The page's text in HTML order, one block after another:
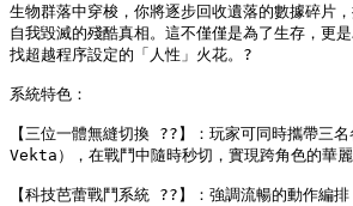
生物群落中穿梭，你將逐步回收遺落的數據碎片
自我毀滅的殘酷真相。這不僅僅是為了生存，更
找超越程序設定的「人性」火花。?
系統特色：
【三位一體無縫切換 ??】：玩家可同時攜帶
Vekta），在戰鬥中隨時秒切，實現跨角色的華麗
【科技芭蕾戰鬥系統 ??】：強調流暢的動作編